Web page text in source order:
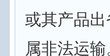
或其产品
属非法运输